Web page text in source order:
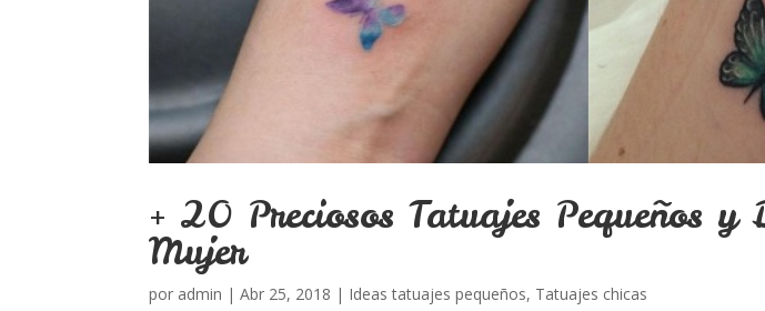
+ 20 Preciosos Tatuajes Pequeños y
Mujer
por admin |Abr 25, 2018 | Ideas tatuajes pequeños, Tatuajes chicas